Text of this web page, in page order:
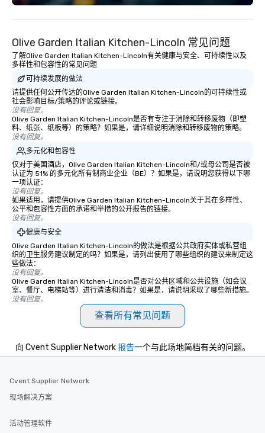
Olive Garden Italian Kitchen-Lincoln 常见问题
了解Olive Garden Italian Kitchen-Lincoln有关健康与安全、可持续性以及
多样性和包容性的常见问题
可持续发展的做法
请提供任何公开传达的Olive Garden Italian Kitchen-Lincoln的可持续性或
社会影响目标/策略的评论或链接。
没有回复。
Olive Garden Italian Kitchen-Lincoln是否有专注于消除和转移废物（即塑
料、纸张、纸板等）的策略？如果是，请详细说明消除和转移废物的策略。
没有回复。
多元化和包容性
仅对于美国酒店，Olive Garden Italian Kitchen-Lincoln和/或母公司是否被
认证为 51% 的多元化所有制商业企业（BE）？如果是，请说明您获得以下哪
一项认证：
没有回复。
如果适用，请提供Olive Garden Italian Kitchen-Lincoln关于其在多样性、
公平和包容性方面的承诺和举措的公开报告的链接。
没有回复。
健康与安全
Olive Garden Italian Kitchen-Lincoln的做法是根据公共政府实体或私营组
织的卫生服务建议制定的吗？如果是，请列出使用了哪些组织的建议来制定这
些做法：
没有回复。
Olive Garden Italian Kitchen-Lincoln是否对公共区域和公共设施（如会议
室、餐厅、电梯站等）进行清洁和消毒？如果是，请说明采取了哪些新措施。
没有回复。
查看所有常见问题
向 Cvent Supplier Network报告一个与此场地简档有关的问题。
Cvent Supplier Network
现场解决方案
活动管理软件